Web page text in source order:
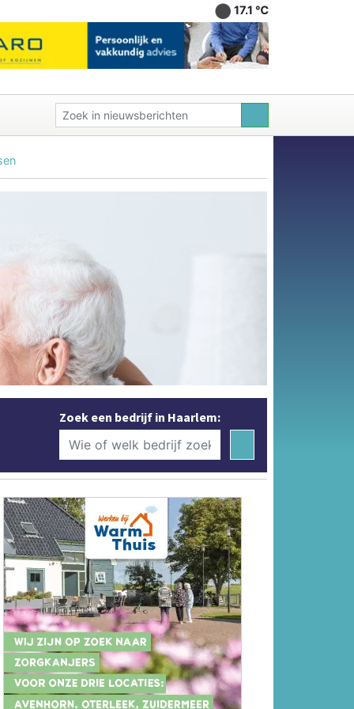
17.1 ℃
Zoek een bedrijf in Haarlem: